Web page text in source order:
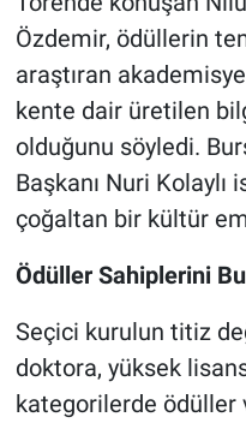
Özdemir, ödüllerin
araştıran
kente dair üretilen
olduğunu söyledi.
Başkanı Nuri Kolaylı
çoğaltan bir kültür
Ödüller Sahiplerini
Seçici kurulun titiz
doktora, yüksek
kategorilerde ödüller